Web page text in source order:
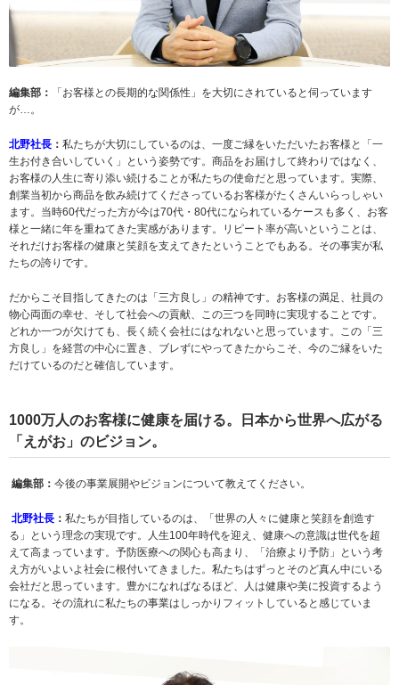
編集部：
「お客様との長期的な関係性」を大切にされていると伺っています
が…。
北野社長 ： 私たちが大切にしているのは、一度ご縁をいただいたお客様と「一
生お付き合いしていく」という姿勢です。商品をお届けして終わりではなく、
お客様の人生に寄り添い続けることが私たちの使命だと思っています。実際、
創業当初から商品を飲み続けてくださっているお客様がたくさんいらっしゃい
ます。当時60代だった方が今は70代・80代になられているケースも多く、お客
様と一緒に年を重ねてきた実感があります。リピート率が高いということは、
それだけお客様の健康と笑顔を支えてきたということでもある。その事実が私
たちの誇りです。
だからこそ目指してきたのは「三方良し」の精神です。お客様の満足、社員の
物心両面の幸せ、そして社会への貢献、この三つを同時に実現することです。
どれか一つが欠けても、長く続く会社にはなれないと思っています。この「三
方良し」を経営の中心に置き、ブレずにやってきたからこそ、今のご縁をいた
だけているのだと確信しています。
1000万人のお客様に健康を届ける。日本から世界へ広がる
「えがお」のビジョン。
編集部： 今後の事業展開やビジョンについて教えてください。
北野社長 ： 私たちが目指しているのは、「世界の人々に健康と笑顔を創造す
る」という理念の実現です。人生100年時代を迎え、健康への意識は世代を超
えて高まっています。予防医療への関心も高まり、「治療より予防」という考
え方がいよいよ社会に根付いてきました。私たちはずっとそのど真ん中にいる
会社だと思っています。豊かになればなるほど、人は健康や美に投資するよう
になる。その流れに私たちの事業はしっかりフィットしていると感じていま
す。